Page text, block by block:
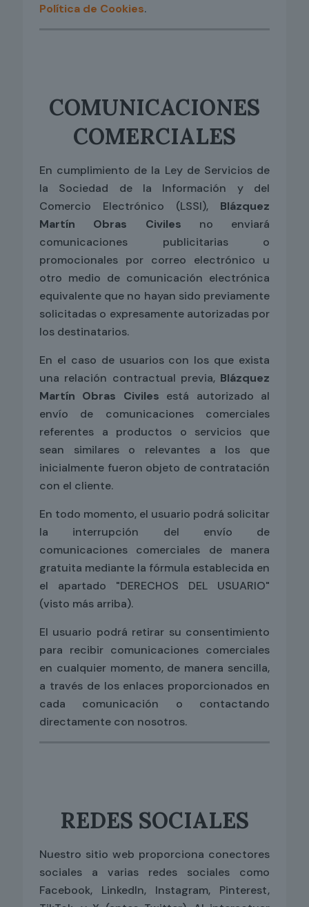
Política de Cookies.
COMUNICACIONES
COMERCIALES
En cumplimiento de la Ley de Servicios de
la Sociedad de la Información y del
Comercio Electrónico (LSSI), Blázquez
Martín Obras Civiles no enviará
comunicaciones publicitarias o
promocionales por correo electrónico u
otro medio de comunicación electrónica
equivalente que no hayan sido previamente
solicitadas o expresamente autorizadas por
los destinatarios.
En el caso de usuarios con los que exista
una relación contractual previa, Blázquez
Martín Obras Civiles está autorizado al
envío de comunicaciones comerciales
referentes a productos o servicios que
sean similares o relevantes a los que
inicialmente fueron objeto de contratación
con el cliente.
En todo momento, el usuario podrá solicitar
la interrupción del envío de
comunicaciones comerciales de manera
gratuita mediante la fórmula establecida en
el apartado "DERECHOS DEL USUARIO"
(visto más arriba).
El usuario podrá retirar su consentimiento
para recibir comunicaciones comerciales
en cualquier momento, de manera sencilla,
a través de los enlaces proporcionados en
cada comunicación o contactando
directamente con nosotros.
REDES SOCIALES
Nuestro sitio web proporciona conectores
sociales a varias redes sociales como
Facebook, LinkedIn, Instagram, Pinterest,